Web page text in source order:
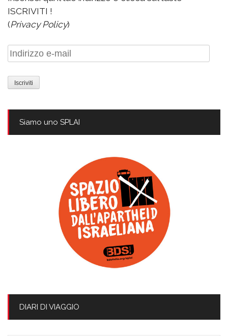
ISCRIVITI !
(Privacy Policy)
Indirizzo
e-
mail
Siamo uno SPLAI
DIARI DI VIAGGIO